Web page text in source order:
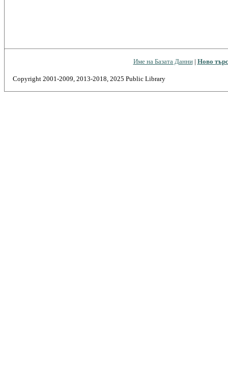
Име на Базата Данни| Ново
Copyright 2001-2009, 2013-2018, 2025 Public Library